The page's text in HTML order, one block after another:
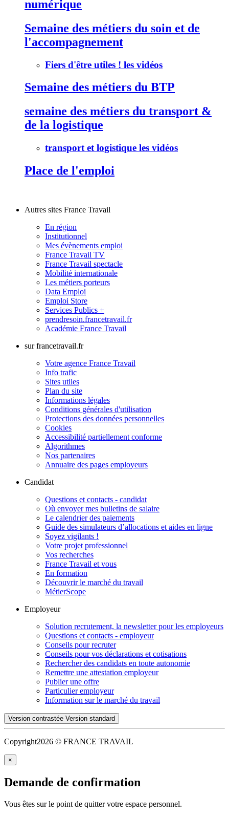
numérique
Semaine des métiers du soin et de
l'accompagnement
Fiers d'être utiles ! les vidéos
Semaine des métiers du BTP
semaine des métiers du transport &
de la logistique
transport et logistique les vidéos
Place de l'emploi
Autres sites France Travail
En région
Institutionnel
Mes évènements emploi
France Travail TV
France Travail spectacle
Mobilité internationale
Les métiers porteurs
Data Emploi
Emploi Store
Services Publics +
prendresoin.francetravail.fr
Académie France Travail
sur francetravail.fr
Votre agence France Travail
Info trafic
Sites utiles
Plan du site
Informations légales
Conditions générales d'utilisation
Protections des données personnelles
Cookies
Accessibilité partiellement conforme
Algorithmes
Nos partenaires
Annuaire des pages employeurs
Candidat
Questions et contacts - candidat
Où envoyer mes bulletins de salaire
Le calendrier des paiements
Guide des simulateurs d’allocations et aides en ligne
Soyez vigilants !
Votre projet professionnel
Vos recherches
France Travail et vous
En formation
Découvrir le marché du travail
MétierScope
Employeur
Solution recrutement, la newsletter pour les employeurs
Questions et contacts - employeur
Conseils pour recruter
Conseils pour vos déclarations et cotisations
Rechercher des candidats en toute autonomie
Remettre une attestation employeur
Publier une offre
Particulier employeur
Information sur le marché du travail
Version contrastée Version standard
Copyright2026 © FRANCE TRAVAIL
×
Demande de confirmation
Vous êtes sur le point de quitter votre espace personnel.